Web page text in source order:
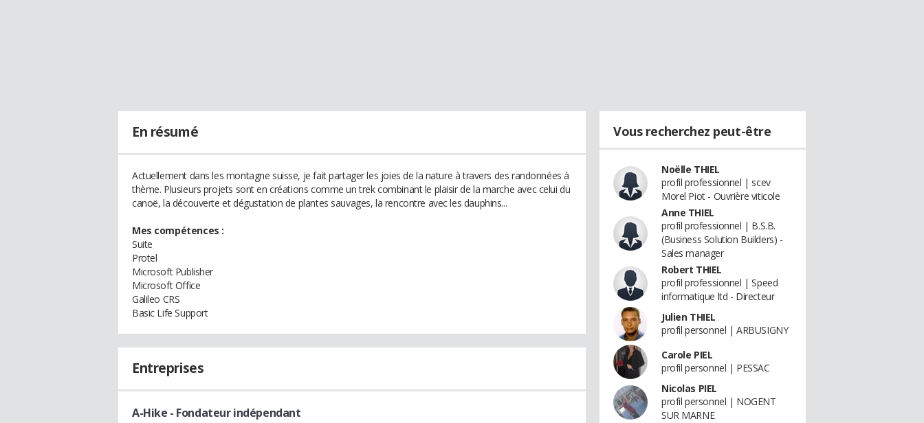
En résumé
Actuellement dans les montagne suisse, je fait partager les joies de la nature à travers des randonnées à
thème. Plusieurs projets sont en créations comme un trek combinant le plaisir de la marche avec celui du
canoë, la découverte et dégustation de plantes sauvages, la rencontre avec les dauphins...
Mes compétences :
Suite
Protel
Microsoft Publisher
Microsoft Office
Galileo CRS
Basic Life Support
Entreprises
A-Hike - Fondateur indépendant
Vous recherchez peut-être
Noëlle THIEL
profil professionnel | scev
Morel Piot - Ouvrière viticole
Anne THIEL
profil professionnel | B.S.B.
(Business Solution Builders) -
Sales manager
Robert THIEL
profil professionnel | Speed
informatique ltd - Directeur
Julien THIEL
profil personnel | ARBUSIGNY
Carole PIEL
profil personnel | PESSAC
Nicolas PIEL
profil personnel | NOGENT
SUR MARNE